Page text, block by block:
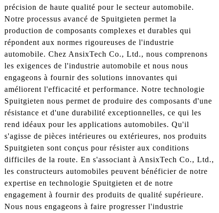
précision de haute qualité pour le secteur automobile.
Notre processus avancé de Spuitgieten permet la
production de composants complexes et durables qui
répondent aux normes rigoureuses de l'industrie
automobile. Chez AnsixTech Co., Ltd., nous comprenons
les exigences de l'industrie automobile et nous nous
engageons à fournir des solutions innovantes qui
améliorent l'efficacité et performance. Notre technologie
Spuitgieten nous permet de produire des composants d'une
résistance et d'une durabilité exceptionnelles, ce qui les
rend idéaux pour les applications automobiles. Qu'il
s'agisse de pièces intérieures ou extérieures, nos produits
Spuitgieten sont conçus pour résister aux conditions
difficiles de la route. En s'associant à AnsixTech Co., Ltd.,
les constructeurs automobiles peuvent bénéficier de notre
expertise en technologie Spuitgieten et de notre
engagement à fournir des produits de qualité supérieure.
Nous nous engageons à faire progresser l'industrie